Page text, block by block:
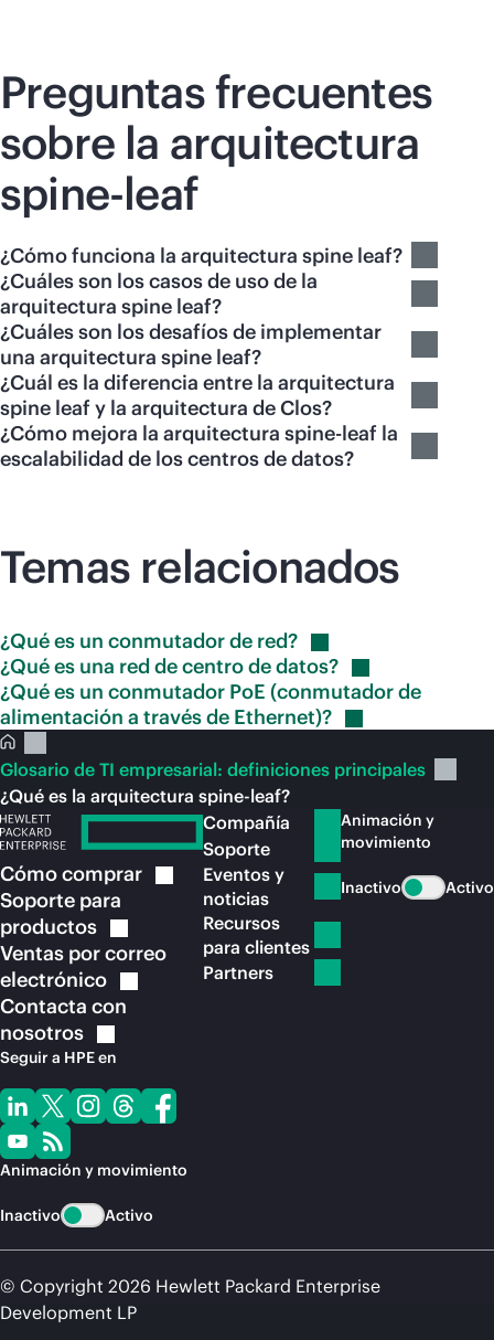
Preguntas frecuentes
sobre la arquitectura
spine-leaf
¿Cómo funciona la arquitectura spine leaf?
¿Cuáles son los casos de uso de la
arquitectura spine leaf?
¿Cuáles son los desafíos de implementar
una arquitectura spine leaf?
¿Cuál es la diferencia entre la arquitectura
spine leaf y la arquitectura de Clos?
¿Cómo mejora la arquitectura spine-leaf la
escalabilidad de los centros de datos?
Temas relacionados
¿Qué es un conmutador de red?
¿Qué es una red de centro dedatos?
¿Qué es un conmutador PoE (conmutador de
alimentación a través de Ethernet)?
Glosario de TI empresarial: definiciones principales
¿Qué es la arquitectura spine-leaf?
Cómocomprar
Soporte para
productos
Ventas por correo
electrónico
Contacta con
nosotros
Seguir a HPE en
Animación y movimiento
Inactivo Activo
Compañía
Soporte
Eventos y
noticias
Recursos
para clientes
Partners
Animación y
movimiento
Inactivo Activo
© Copyright 2026 Hewlett Packard Enterprise
Development LP